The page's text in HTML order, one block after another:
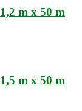
m x 50 m
m x 50 m